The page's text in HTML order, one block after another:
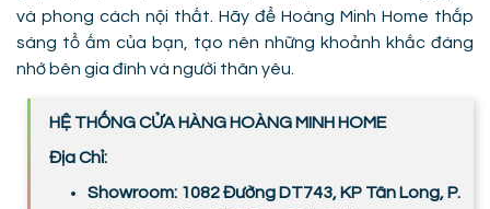
và phong cách nội thất. Hãy để Hoàng Minh Home thắp
sáng tổ ấm của bạn, tạo nên những khoảnh khắc đáng
nhớ bên gia đình và người thân yêu.
HỆ THỐNG CỬA HÀNG HOÀNG MINH HOME
Địa Chỉ:
Showroom: 1082 Đường DT743, KP Tân Long, P.